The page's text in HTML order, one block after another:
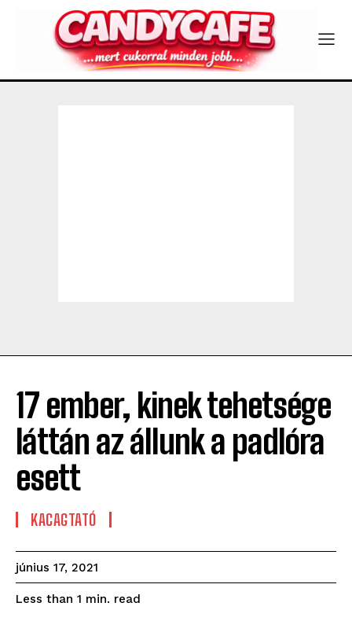
17 ember, kinek tehetsége
láttán az állunk a padlóra
esett
KACAGTATÓ
június 17, 2021
Less than 1 min. read